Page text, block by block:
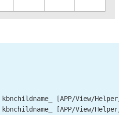
[APP/View/
[APP/View/